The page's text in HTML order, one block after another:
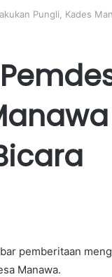
Pungli, Kades
pemberitaan
Manawa.